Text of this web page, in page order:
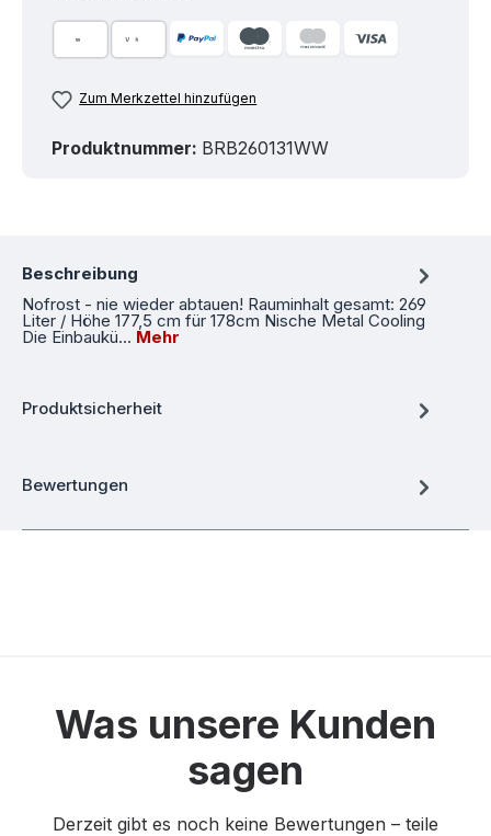
Zum Merkzettel hinzufügen
Produktnummer: BRB260131WW
Beschreibung
Nofrost - nie wieder abtauen! Rauminhalt gesamt: 269
Liter / Höhe 177,5 cm für 178cm Nische Metal Cooling
Die Einbaukü… Mehr
Produktsicherheit
Bewertungen
Was unsere Kunden
sagen
Derzeit gibt es noch keine Bewertungen – teile